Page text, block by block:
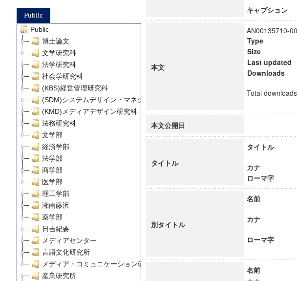
Public
Public
博士論文
文学研究科
法学研究科
社会学研究科
(KBS)経営管理研究科
(SDM)システムデザイン・マネジメント研究科
(KMD)メディアデザイン研究科
法務研究科
文学部
経済学部
法学部
商学部
医学部
理工学部
湘南藤沢
薬学部
日吉紀要
メディアセンター
言語文化研究所
メディア・コミュニケーション研究所
産業研究所
キャプション
本文
AN00135710-
Type
Size
Last updated
Downloads
Total
本文公開日
タイトル
タイトル
カナ
ローマ字
別タイトル
名前
カナ
ローマ字
名前